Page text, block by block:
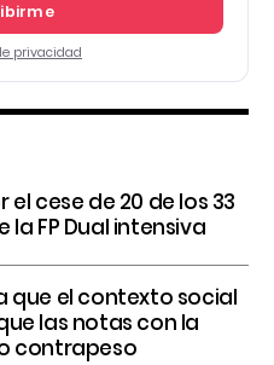
privacidad
cese de 20 de los 33
FP Dual intensiva
que el contexto social
las notas con la
contrapeso